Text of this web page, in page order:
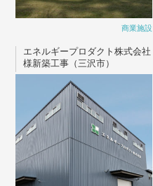
商業施設
エネルギープロダクト株式会社
様新築工事（三沢市）